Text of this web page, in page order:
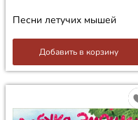
Песни летучих мышей
Добавить в корзину